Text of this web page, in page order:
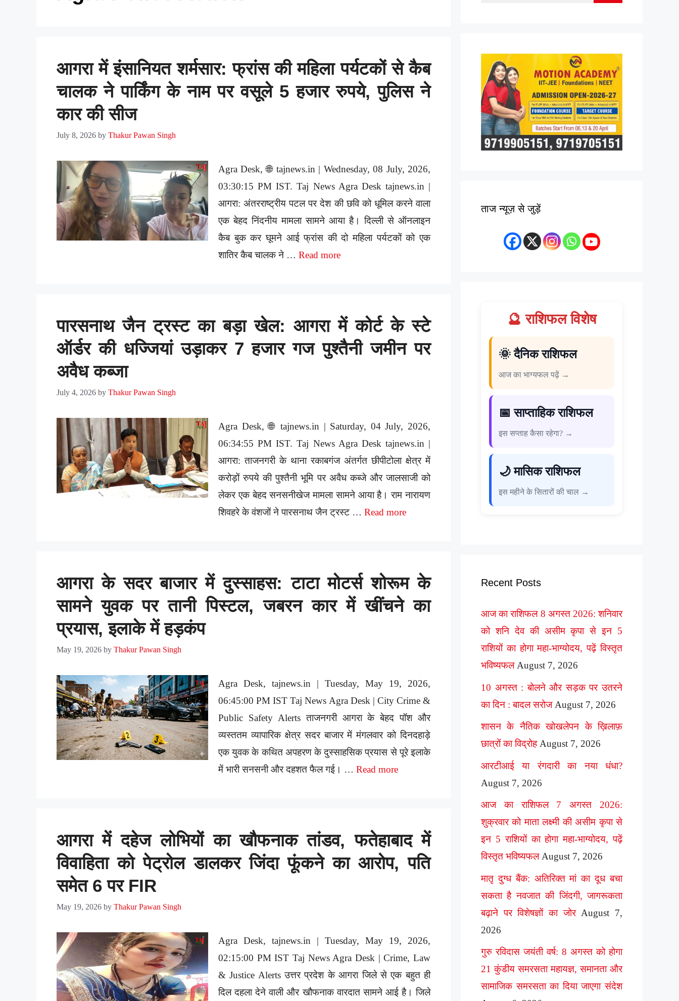
आगरा में इंसानियत शर्मसार: फ्रांस की महिला पर्यटकों से कैब
चालक ने पार्किंग के नाम पर वसूले 5 हजार रुपये, पुलिस ने
कार की सीज
July 8, 2026 by Thakur Pawan Singh
Agra Desk, 🌐 tajnews.in | Wednesday, 08 July, 2026,
03:30:15 PM IST. Taj News Agra Desk tajnews.in |
आगरा: अंतरराष्ट्रीय पटल पर देश की छवि को धूमिल करने वाला
एक बेहद निंदनीय मामला सामने आया है। दिल्ली से ऑनलाइन
कैब बुक कर घूमने आई फ्रांस की दो महिला पर्यटकों को एक
शातिर कैब चालक ने … Read more
पारसनाथ जैन ट्रस्ट का बड़ा खेल: आगरा में कोर्ट के स्टे
ऑर्डर की धज्जियां उड़ाकर 7 हजार गज पुश्तैनी जमीन पर
अवैध कब्जा
July 4, 2026 by Thakur Pawan Singh
Agra Desk, 🌐 tajnews.in | Saturday, 04 July, 2026,
06:34:55 PM IST. Taj News Agra Desk tajnews.in |
आगरा: ताजनगरी के थाना रकाबगंज अंतर्गत छीपीटोला क्षेत्र में
करोड़ों रुपये की पुश्तैनी भूमि पर अवैध कब्जे और जालसाजी को
लेकर एक बेहद सनसनीखेज मामला सामने आया है। राम नारायण
शिवहरे के वंशजों ने पारसनाथ जैन ट्रस्ट … Read more
आगरा के सदर बाजार में दुस्साहस: टाटा मोटर्स शोरूम के
सामने युवक पर तानी पिस्टल, जबरन कार में खींचने का
प्रयास, इलाके में हड़कंप
May 19, 2026 by Thakur Pawan Singh
Agra Desk, tajnews.in | Tuesday, May 19, 2026,
06:45:00 PM IST Taj News Agra Desk | City Crime &
Public Safety Alerts ताजनगरी आगरा के बेहद पॉश और
व्यस्ततम व्यापारिक क्षेत्र सदर बाजार में मंगलवार को दिनदहाड़े
एक युवक के कथित अपहरण के दुस्साहसिक प्रयास से पूरे इलाके
में भारी सनसनी और दहशत फैल गई। … Read more
आगरा में दहेज लोभियों का खौफनाक तांडव, फतेहाबाद में
विवाहिता को पेट्रोल डालकर जिंदा फूंकने का आरोप, पति
समेत 6 पर FIR
May 19, 2026 by Thakur Pawan Singh
Agra Desk, tajnews.in | Tuesday, May 19, 2026,
02:15:00 PM IST Taj News Agra Desk | Crime, Law
& Justice Alerts उत्तर प्रदेश के आगरा जिले से एक बहुत ही
दिल दहला देने वाली और खौफनाक वारदात सामने आई है। जिले
ताज न्यूज़ से जुड़ें
🔮 राशिफल विशेष
🌞 दैनिक राशिफल
आज का भाग्यफल पढ़ें →
📅 साप्ताहिक राशिफल
इस सप्ताह कैसा रहेगा? →
🌙 मासिक राशिफल
इस महीने के सितारों की चाल →
Recent Posts
आज का राशिफल 8 अगस्त 2026: शनिवार
को शनि देव की असीम कृपा से इन 5
राशियों का होगा महा-भाग्योदय, पढ़ें विस्तृत
भविष्यफल August 7, 2026
10 अगस्त : बोलने और सड़क पर उतरने
का दिन : बादल सरोज August 7, 2026
शासन के नैतिक खोखलेपन के ख़िलाफ़
छात्रों का विद्रोह August 7, 2026
आरटीआई या रंगदारी का नया धंधा?
August 7, 2026
आज का राशिफल 7 अगस्त 2026:
शुक्रवार को माता लक्ष्मी की असीम कृपा से
इन 5 राशियों का होगा महा-भाग्योदय, पढ़ें
विस्तृत भविष्यफल August 7, 2026
मातृ दुग्ध बैंक: अतिरिक्त मां का दूध बचा
सकता है नवजात की जिंदगी, जागरूकता
बढ़ाने पर विशेषज्ञों का जोर August 7,
2026
गुरु रविदास जयंती वर्ष: 8 अगस्त को होगा
21 कुंडीय समरसता महायज्ञ, समानता और
सामाजिक समरसता का दिया जाएगा संदेश